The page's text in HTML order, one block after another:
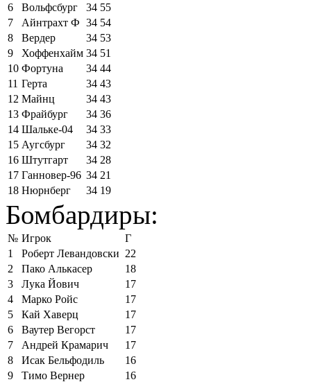
6
Вольфсбург 34 55
7
Айнтрахт Ф 34 54
8
Вердер 34 53
9
Хоффенхайм 34 51
10 Фортуна 34 44
11 Герта 34 43
12 Майнц 34 43
13 Фрайбург 34 36
14 Шальке-04 34 33
15 Аугсбург 34 32
16 Штутгарт 34 28
17 Ганновер-96 34 21
18 Нюрнберг 34 19
Бомбардиры:
№ Игрок
Г
1
Роберт Левандовски 22
2
Пако Алькасер
18
3
Лука Йович
17
4
Марко Ройс
17
5
Кай Хаверц
17
6
Ваутер Вегорст
17
7
Андрей Крамарич
17
8
Исак Бельфодиль
16
9
Тимо Вернер
16